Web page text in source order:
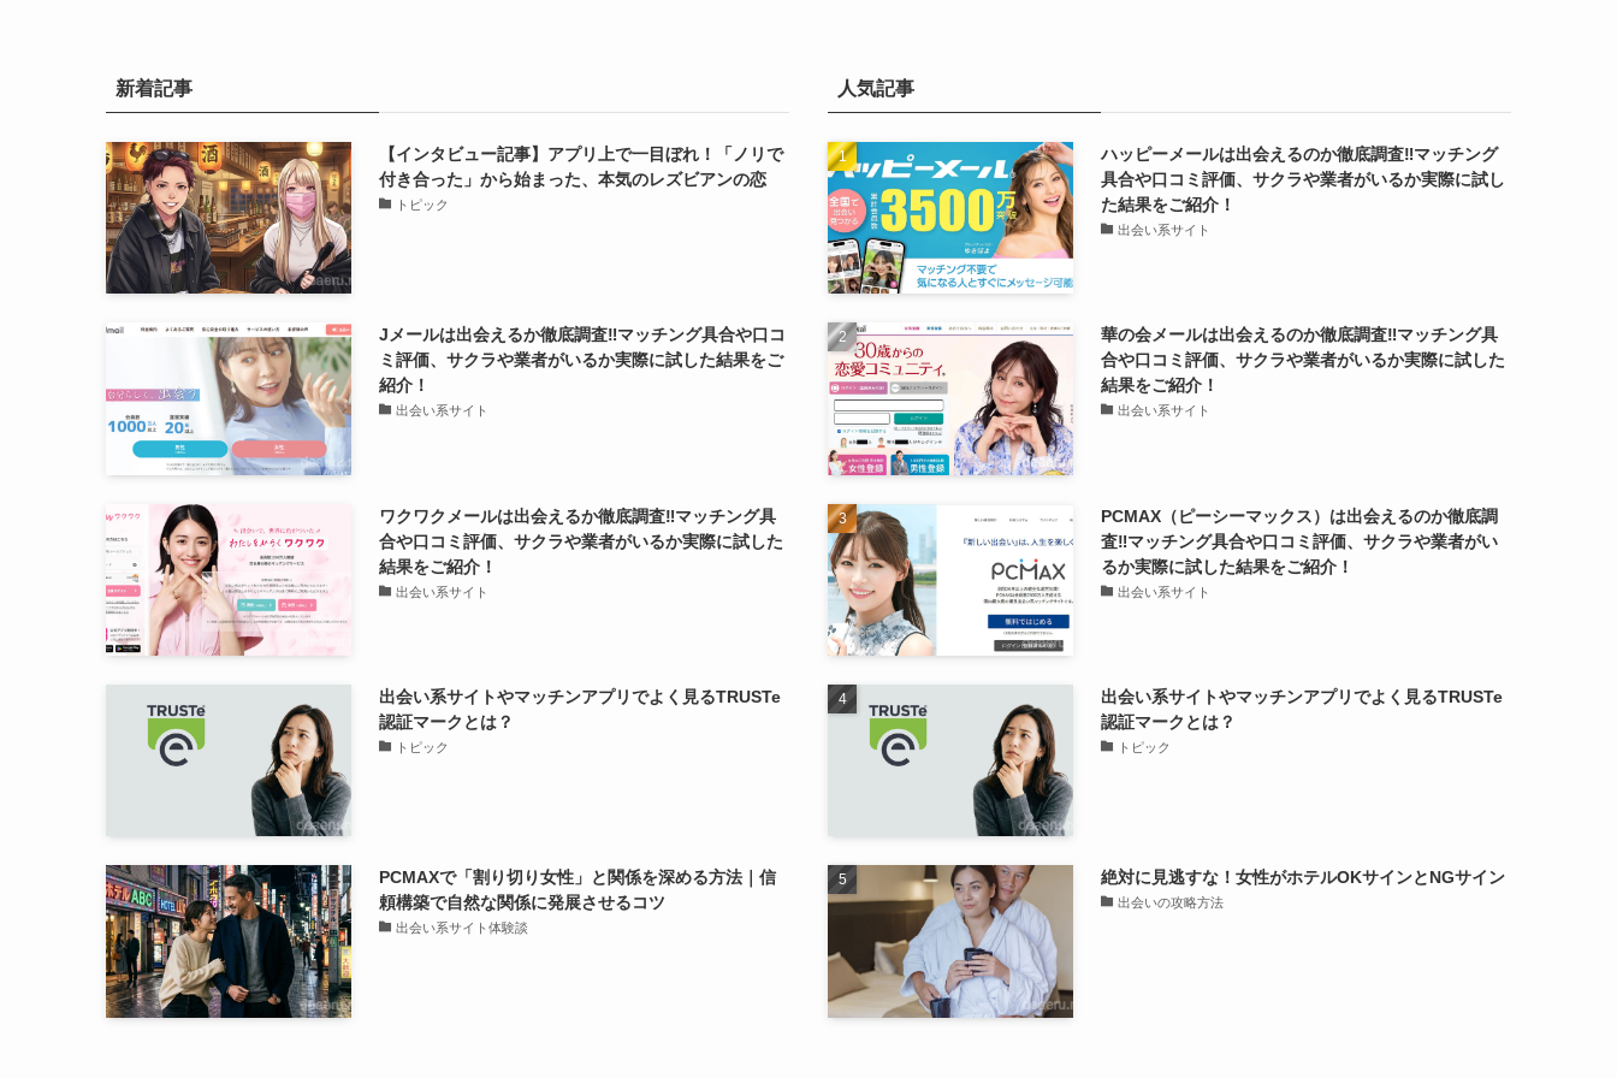
新着記事
【インタビュー記事】アプリ上で一目ぼれ！「ノリで
付き合った」から始まった、本気のレズビアンの恋
トピック
Jメールは出会えるか徹底調査‼マッチング具合や口コ
ミ評価、サクラや業者がいるか実際に試した結果をご
紹介！
出会い系サイト
ワクワクメールは出会えるか徹底調査‼マッチング具
合や口コミ評価、サクラや業者がいるか実際に試した
結果をご紹介！
出会い系サイト
出会い系サイトやマッチンアプリでよく見るTRUSTe
認証マークとは？
トピック
PCMAXで「割り切り女性」と関係を深める方法｜信
頼構築で自然な関係に発展させるコツ
出会い系サイト体験談
人気記事
ハッピーメールは出会えるのか徹底調査‼マッチング
具合や口コミ評価、サクラや業者がいるか実際に試し
た結果をご紹介！
出会い系サイト
華の会メールは出会えるのか徹底調査‼マッチング具
合や口コミ評価、サクラや業者がいるか実際に試した
結果をご紹介！
出会い系サイト
PCMAX（ピーシーマックス）は出会えるのか徹底調
査‼マッチング具合や口コミ評価、サクラや業者がい
るか実際に試した結果をご紹介！
出会い系サイト
出会い系サイトやマッチンアプリでよく見るTRUSTe
認証マークとは？
トピック
絶対に見逃すな！女性がホテルOKサインとNGサイン
出会いの攻略方法